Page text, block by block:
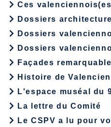
Ces
Dossiers
Dossiers
Dossiers
Façades
Histoire de
L'espace muséal du
La lettre du Comité
Le CSPV a lu pour